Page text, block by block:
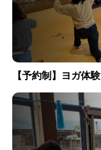
【予約制】ヨガ体験